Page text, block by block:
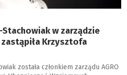
w zarządzie
zastąpiła Krzysztofa
została członkiem zarządu AGRO